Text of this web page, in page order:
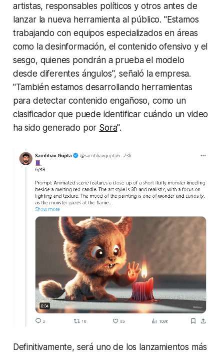
artistas, responsables políticos y otros antes de
lanzar la nueva herramienta al público. "Estamos
trabajando con equipos especializados en áreas
como la desinformación, el contenido ofensivo y el
sesgo, quienes pondrán a prueba el modelo
desde diferentes ángulos", señaló la empresa.
"También estamos desarrollando herramientas
para detectar contenido engañoso, como un
clasificador que puede identificar cuándo un video
ha sido generado por Sora".
Definitivamente, será uno de los lanzamientos más